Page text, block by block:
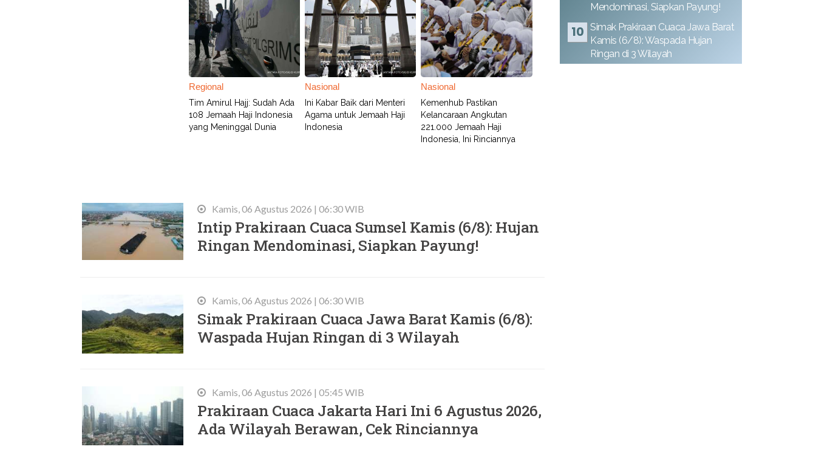
Regional
Tim Amirul Hajj: Sudah Ada
108 Jemaah Haji Indonesia
yang Meninggal Dunia
Nasional
Ini Kabar Baik dari Menteri
Agama untuk Jemaah Haji
Indonesia
Nasional
Kemenhub Pastikan
Kelancaraan Angkutan
221.000 Jemaah Haji
Indonesia, Ini Rinciannya
Kamis, 06 Agustus 2026 | 06:30 WIB
Intip Prakiraan Cuaca Sumsel Kamis (6/8): Hujan
Ringan Mendominasi, Siapkan Payung!
Kamis, 06 Agustus 2026 | 06:30 WIB
Simak Prakiraan Cuaca Jawa Barat Kamis (6/8):
Waspada Hujan Ringan di 3 Wilayah
Kamis, 06 Agustus 2026 | 05:45 WIB
Prakiraan Cuaca Jakarta Hari Ini 6 Agustus 2026,
Ada Wilayah Berawan, Cek Rinciannya
Mendominasi, Siapkan Payung!
Simak Prakiraan Cuaca Jawa Barat
Kamis (6/8): Waspada Hujan
Ringan di 3 Wilayah